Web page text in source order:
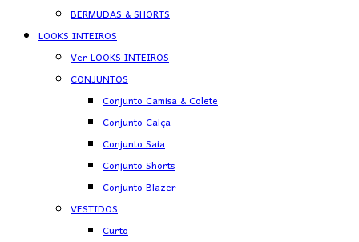
BERMUDAS & SHORTS
LOOKS INTEIROS
Ver LOOKS INTEIROS
CONJUNTOS
Conjunto Camisa & Colete
Conjunto Calça
Conjunto Saia
Conjunto Shorts
Conjunto Blazer
VESTIDOS
Curto